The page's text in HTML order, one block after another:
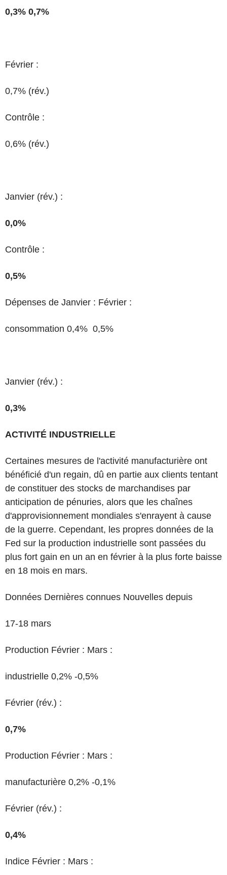
0,3% 0,7%
Février :
0,7% (rév.)
Contrôle :
0,6% (rév.)
Janvier (rév.) :
0,0%
Contrôle :
0,5%
Dépenses de Janvier : Février :
consommation 0,4% 0,5%
Janvier (rév.) :
0,3%
ACTIVITÉ INDUSTRIELLE
Certaines mesures de l'activité manufacturière ont
bénéficié d'un regain, dû en partie aux clients tentant
de constituer des stocks de marchandises par
anticipation de pénuries, alors que les chaînes
d'approvisionnement mondiales s'enrayent à cause
de la guerre. Cependant, les propres données de la
Fed sur la production industrielle sont passées du
plus fort gain en un an en février à la plus forte baisse
en 18 mois en mars.
Données Dernières connues Nouvelles depuis
17-18 mars
Production Février : Mars :
industrielle 0,2% -0,5%
Février (rév.) :
0,7%
Production Février : Mars :
manufacturière 0,2% -0,1%
Février (rév.) :
0,4%
Indice Février : Mars :